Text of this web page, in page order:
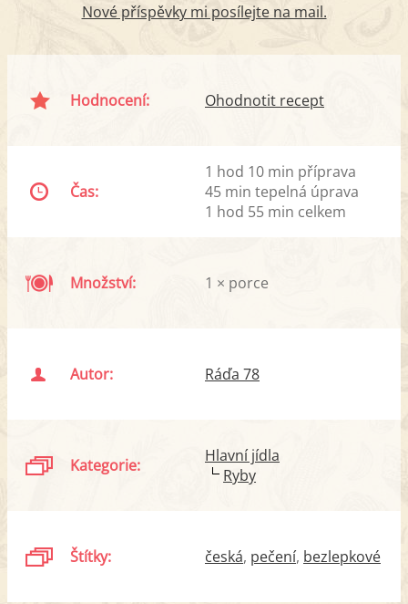
Nové příspěvky mi posílejte na mail.
Hodnocení: Ohodnotit recept
Čas:
1 hod 10 min příprava
45 min tepelná úprava
1 hod 55 min celkem
Množství: 1 × porce
Autor: Ráďa 78
Kategorie:
Hlavní jídla
Ryby
Štítky: česká pečení bezlepkové